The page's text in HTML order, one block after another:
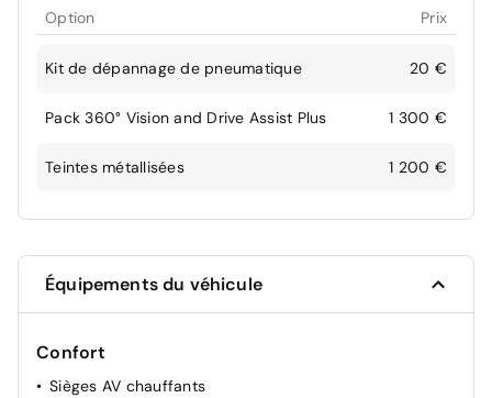
Option Prix
Kit de dépannage de pneumatique 20 €
Pack 360° Vision and Drive Assist Plus 1 300 €
Teintes métallisées 1 200 €
Équipements du véhicule
Confort
Sièges AV chauffants